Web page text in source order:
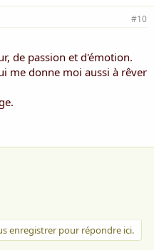
#10
de passion et d'émotion.
me donne moi aussi à rêver
enregistrer pour répondre ici.